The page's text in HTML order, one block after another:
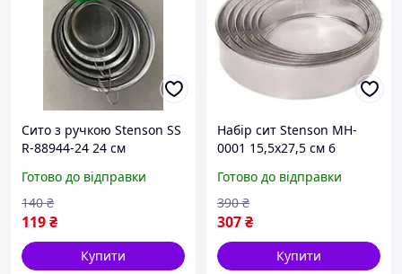
Сито з ручкою Stenson SS
R-88944-24 24 см
Готово до відправки
119₴
140 ₴
Купити
Набір сит Stenson MH-
0001 15,5х27,5 см 6
Готово до відправки
307₴
390 ₴
Купити